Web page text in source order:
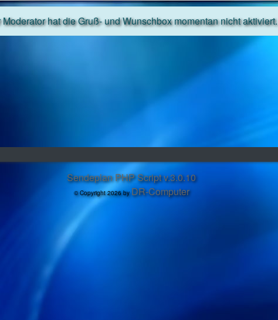
Moderator hat die Gruß- und Wunschbox momentan nicht aktiviert.
Sendeplan PHP Script v.3.0.10
© Copyright 2026 byDR-Computer